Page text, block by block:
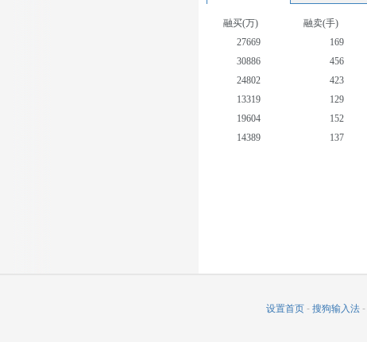
融买(万) 融卖(手)
27669
169
30886
456
24802
423
13319
129
19604
152
14389
137
设置首页 - 搜狗输入法 -